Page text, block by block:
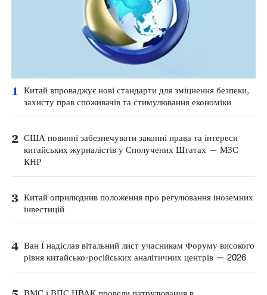
1
Китай впроваджує нові стандарти для зміцнення безпеки,
захисту прав споживачів та стимулювання економіки
2 США повинні забезпечувати законні права та інтереси
китайських журналістів у Сполучених Штатах — МЗС
КНР
3 Китай оприлюднив положення про регулювання іноземних
інвестицій
4 Ван Ї надіслав вітальний лист учасникам Форуму високого
рівня китайсько-російських аналітичних центрів — 2026
ВМС і ВПС НВАК провели патрулювання в